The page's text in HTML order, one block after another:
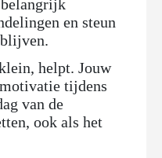
en steun
helpt. Jouw
tijdens
van de
ook als het